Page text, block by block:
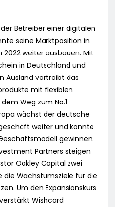
Betreiber einer digitalen
seine Marktposition in
weiter ausbauen. Mit
in Deutschland und
Ausland vertreibt das
mit flexiblen
Weg zum No.1
wächst der deutsche
weiter und konnte
gewinnen.
Partners steigen
Oakley Capital zwei
die Wachstumsziele für die
Um den Expansionskurs
Wishcard